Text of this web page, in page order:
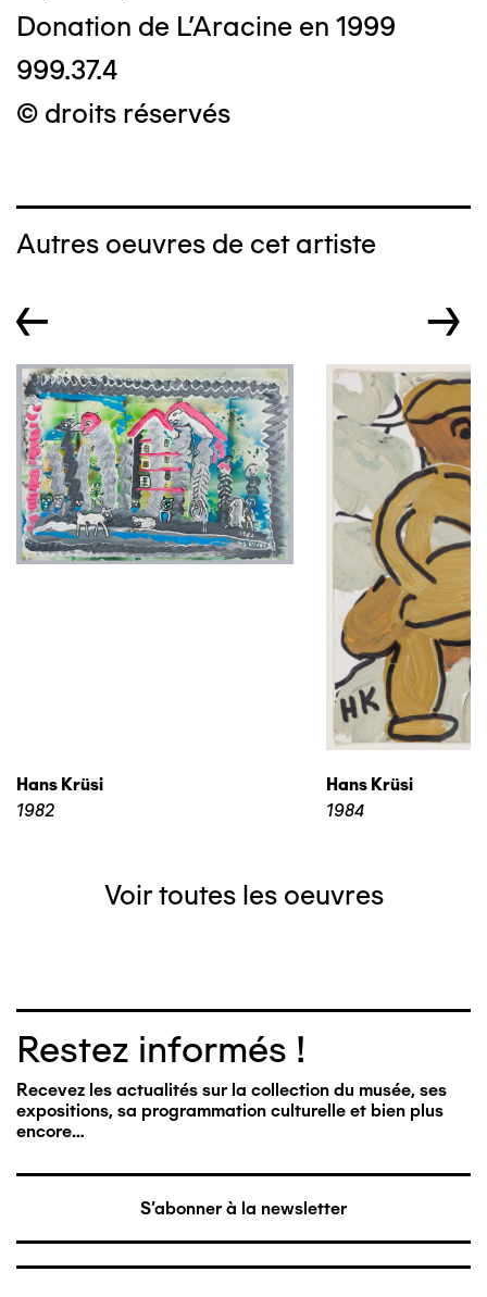
Donation de L'Aracine en 1999
999.37.4
© droits réservés
Autres oeuvres de cet artiste
← →
Hans Krüsi
1982
Hans Krüsi
1984
Voir toutes les oeuvres
Restez informés !
Recevez les actualités sur la collection du musée, ses
expositions, sa programmation culturelle et bien plus
encore…
S'abonner à la newsletter